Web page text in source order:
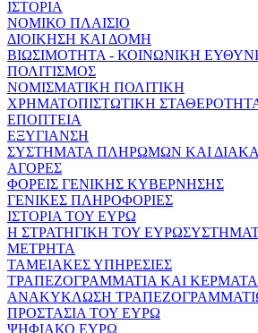
ΙΣΤΟΡΙΑ
ΝΟΜΙΚΟ ΠΛΑΙΣΙΟ
ΔΙΟΙΚΗΣΗ ΚΑΙ ΔΟΜΗ
ΒΙΩΣΙΜΟΤΗΤΑ - ΚΟΙΝΩΝΙΚΗ
ΠΟΛΙΤΙΣΜΟΣ
ΝΟΜΙΣΜΑΤΙΚΗ ΠΟΛΙΤΙΚΗ
ΧΡΗΜΑΤΟΠΙΣΤΩΤΙΚΗ
ΕΠΟΠΤΕΙΑ
ΕΞΥΓΙΑΝΣΗ
ΣΥΣΤΗΜΑΤΑ ΠΛΗΡΩΜΩΝ ΚΑΙ
ΑΓΟΡΕΣ
ΦΟΡΕΙΣ ΓΕΝΙΚΗΣ ΚΥΒΕΡΝΗΣΗΣ
ΓΕΝΙΚΕΣ ΠΛΗΡΟΦΟΡΙΕΣ
ΙΣΤΟΡΙΑ ΤΟΥ ΕΥΡΩ
Η ΣΤΡΑΤΗΓΙΚΗ ΤΟΥ
ΜΕΤΡΗΤΑ
ΤΑΜΕΙΑΚΕΣ ΥΠΗΡΕΣΙΕΣ
ΤΡΑΠΕΖΟΓΡΑΜΜΑΤΙΑ ΚΑΙ ΚΕΡΜΑΤΑ
ΑΝΑΚΥΚΛΩΣΗ
ΠΡΟΣΤΑΣΙΑ ΤΟΥ ΕΥΡΩ
ΨΗΦΙΑΚΟ ΕΥΡΩ